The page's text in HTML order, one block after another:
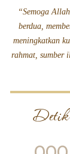
“Semoga
berdua,
meningkatkan
rahmat, sumber
Detik